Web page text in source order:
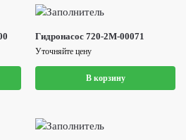
Гидронасос 720-2M-00071
Уточняйте цену
В корзину